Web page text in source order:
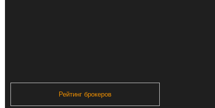
Рейтинг брокеров